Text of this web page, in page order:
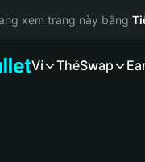
xem trang này bằng
Ví ThẻSwap